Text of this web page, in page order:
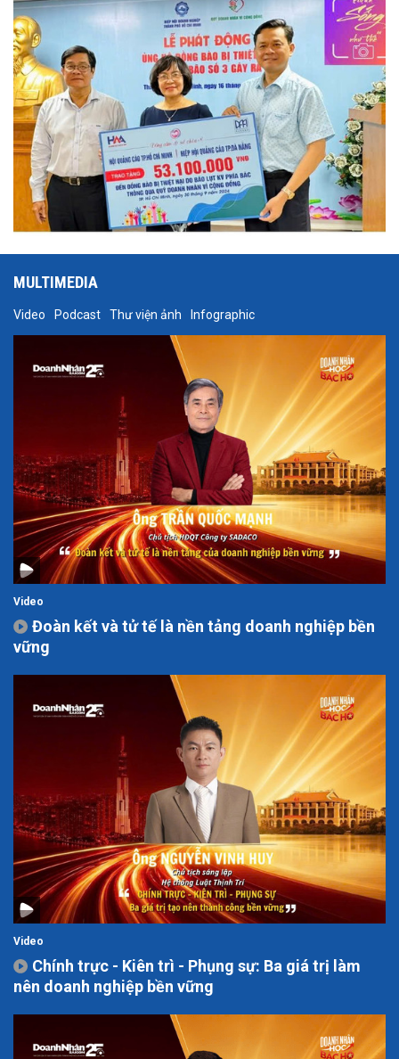
đóng góp cho cộng đồng.
MULTIMEDIA
Video Podcast Thư viện ảnh Infographic
Video
Đoàn kết và tử tế là nền tảng doanh nghiệp bền
vững
Video
Chính trực - Kiên trì - Phụng sự: Ba giá trị làm
nên doanh nghiệp bền vững